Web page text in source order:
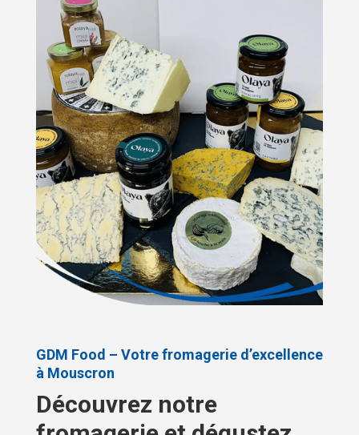
GDM Food – Votre fromagerie d’excellence
à Mouscron
Découvrez notre